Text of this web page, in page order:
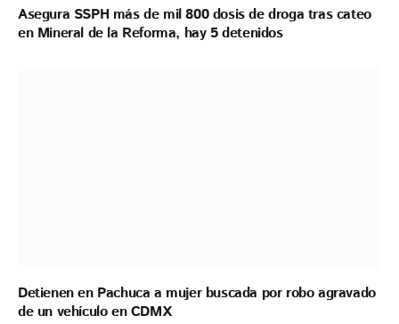
Asegura SSPH más de mil 800 dosis de droga tras cateo
en Mineral de la Reforma, hay 5 detenidos
Detienen en Pachuca a mujer buscada por robo agravado
de un vehículo en CDMX